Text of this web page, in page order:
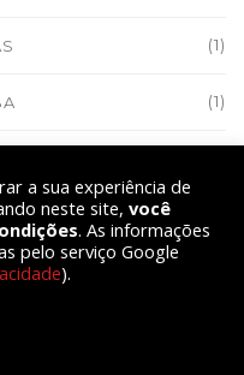
(1)
(1)
a sua experiência de
neste site, você
. As informações
pelo serviço Google
).